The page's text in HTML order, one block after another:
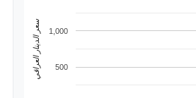
500
1,000 سعر الدينار العراقي